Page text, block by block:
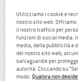
Utilizziamo i cookie e
nostro sito web.
il nostro traffico per
funzioni di social media.
media, della pubblicità e
del nostro sito web;
salvaguardie per
autorità. Cliccando su
modo. Qualora non